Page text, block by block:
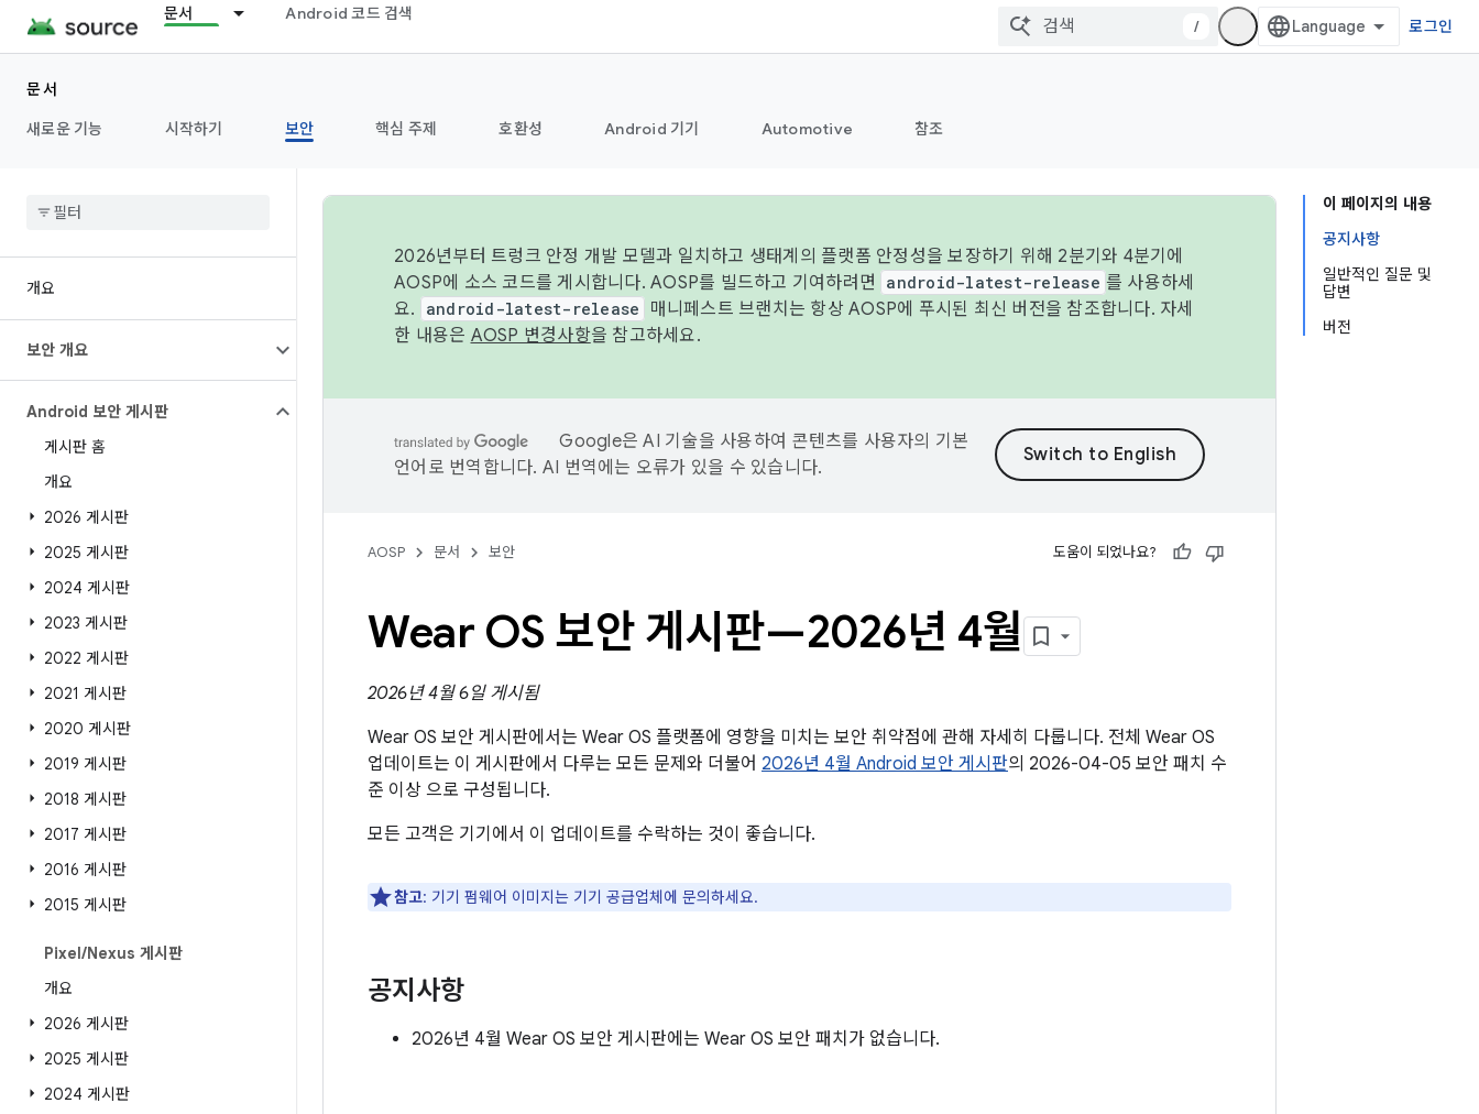
문서 Android 코드 검색
/ 로그인
문서
새로운 기능
시작하기 보안 핵심 주제 호환성 Android 기기 Automotive 참조
개요
보안 개요
Android 보안 게시판
게시판 홈
개요
2026 게시판
2025 게시판
2024 게시판
2023 게시판
2022 게시판
2021 게시판
2020 게시판
2019 게시판
2018 게시판
2017 게시판
2016 게시판
2015 게시판
Pixel/Nexus 게시판
개요
2026 게시판
2025 게시판
2024 게시판
이 페이지의 내용
공지사항
일반적인 질문 및
답변
버전
2026년부터 트렁크 안정 개발 모델과 일치하고 생태계의 플랫폼 안정성을 보장하기 위해 2분기와 4분기에
AOSP에 소스 코드를 게시합니다. AOSP를 빌드하고 기여하려면
android-latest-release 를 사용하세
요.
android-latest-release
매니페스트 브랜치는 항상 AOSP에 푸시된 최신 버전을 참조합니다. 자세
한 내용은 AOSP 변경사항을 참고하세요.
Google은 AI 기술을 사용하여 콘텐츠를 사용자의 기본
언어로 번역합니다. AI 번역에는 오류가 있을 수 있습니다.
AOSP 문서 보안 도움이 되었나요?
Wear OS 보안 게시판—2026년 4월
2026년 4월 6일 게시됨
Wear OS 보안 게시판에서는 Wear OS 플랫폼에 영향을 미치는 보안 취약점에 관해 자세히 다룹니다. 전체 Wear OS
업데이트는 이 게시판에서 다루는 모든 문제와 더불어 2026년 4월 Android 보안 게시판의 2026-04-05 보안 패치 수
준 이상 으로 구성됩니다.
모든 고객은 기기에서 이 업데이트를 수락하는 것이 좋습니다.
참고: 기기 펌웨어 이미지는 기기 공급업체에 문의하세요.
공지사항
2026년 4월 Wear OS 보안 게시판에는 Wear OS 보안 패치가 없습니다.